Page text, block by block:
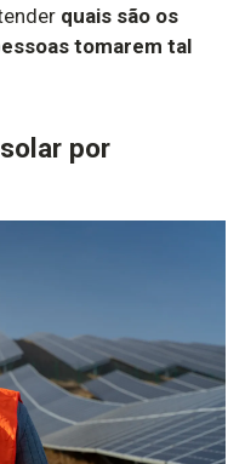
quais são os
tomarem tal
por